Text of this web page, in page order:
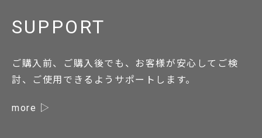
SUPPORT
ご購入前、ご購入後でも、お客様が安心してご検
討、ご使用できるようサポートします。
more